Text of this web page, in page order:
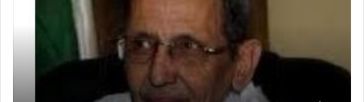
بالحقيقة…/
الشريف